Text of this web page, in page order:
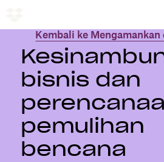
Kembali ke
bisnis dan
pemulihan
bencana